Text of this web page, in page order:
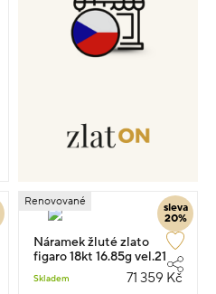
sleva
20%
Renovované
Náramek žluté zlato
figaro 18kt 16.85g vel.21
Skladem 71 359 Kč